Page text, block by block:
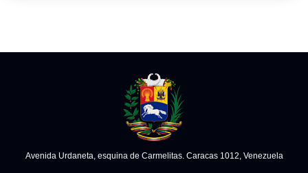
Avenida Urdaneta, esquina de Carmelitas. Caracas 1012, Venezuela